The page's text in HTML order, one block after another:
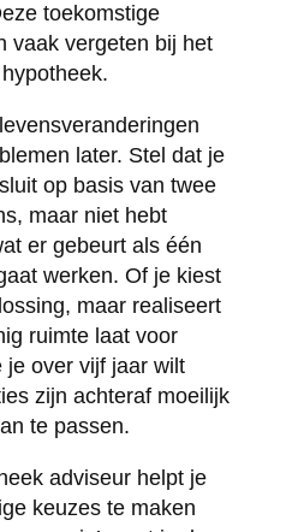
toekomstige
vaak vergeten bij het
later. Stel dat je
op basis van twee
maar niet hebt
er gebeurt als één
werken. Of je kiest
maar realiseert
ruimte laat voor
je over vijf jaar wilt
zijn achteraf moeilijk
te passen.
adviseur helpt je
keuzes te maken